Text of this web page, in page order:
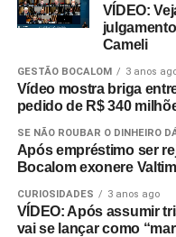
VÍDEO:
Cameli
GESTÃO BOCALOM 3 anos
Vídeo mostra briga
pedido de R$ 340
SE NÃO ROUBAR O DINHEIRO
Após empréstimo ser
Bocalom exonere
CURIOSIDADES 3 anos ago
VÍDEO: Após assumir
vai se lançar como